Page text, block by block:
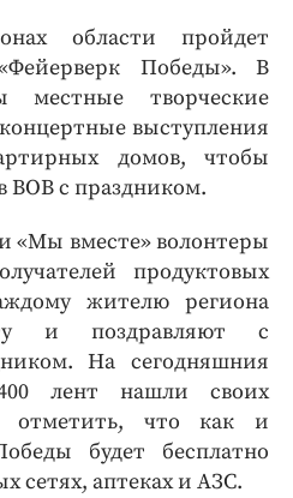
области пройдет
Победы». В
творческие
выступления
домов, чтобы
ВОВ с праздником.
«Мы вместе» волонтеры
продуктовых
жителю региона
и поздравляют с
На сегодняшния
лент нашли своих
отметить, что как и
будет бесплатно
сетях, аптеках и АЗС.